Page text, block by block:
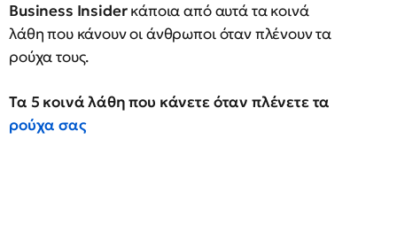
Business Insiderκάποια από αυτά τα κοινά
λάθη που κάνουν οι άνθρωποι όταν πλένουν τα
ρούχα τους.
Τα 5 κοινά λάθη που κάνετε όταν πλένετε τα
ρούχα σας